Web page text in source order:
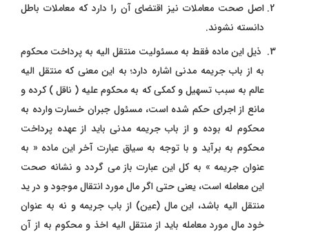
اصل صحت معاملات نیز اقتضای آن را دارد که معاملات باطل
دانسته نشوند.
ذیل این ماده فقط به مسئولیت منتقل‌ الیه به پرداخت محکوم‌
به از باب جریمه مدنی اشاره دارد؛ به این معنی‌ که منتقل‌ الیه
عالم به سبب تسهیل و کمکی که به محکوم‌ علیه ( ناقل ) کرده و
مانع از اجرای حکم شده است، مسئول جبران خسارت وارده به
محکوم‌ له بوده و از باب جریمه مدنی باید از عهده پرداخت
محکوم‌ به برآید و با توجه به سیاق عبارت آخر این ماده « به
عنوان جریمه » به کل این عبارت باز می‌ گردد و نشانه صحت
این معامله است، یعنی حتی اگر مال مورد انتقال موجود و در ید
منتقل ‌الیه باشد، این مال (عین) از باب جریمه و نه به عنوان
خود مال مورد معامله باید از منتقل ‌الیه اخذ و محکوم ‌به از آن